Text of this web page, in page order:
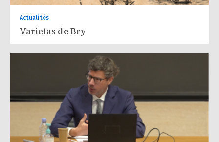
Actualités
Varietas de Bry